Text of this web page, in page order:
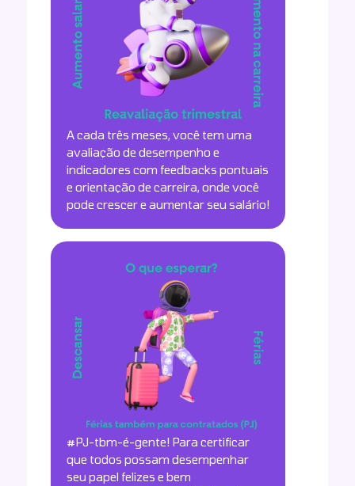
A cada três meses, você tem uma
avaliação de desempenho e
indicadores com feedbacks pontuais
e orientação de carreira, onde você
pode crescer e aumentar seu salário!
#PJ-tbm-é-gente! Para certificar
que todos possam desempenhar
seu papel felizes e bem